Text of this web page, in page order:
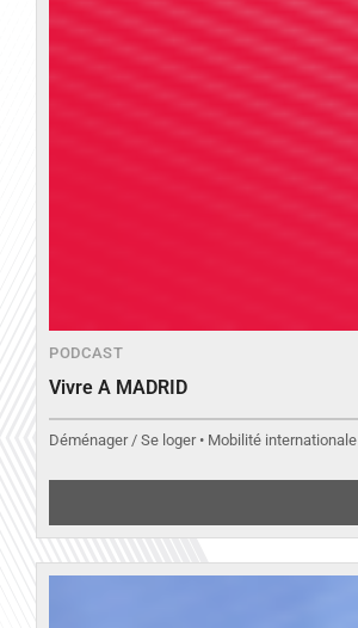
PODCAST
Vivre A MADRID
Déménager / Se loger • Mobilité internationale